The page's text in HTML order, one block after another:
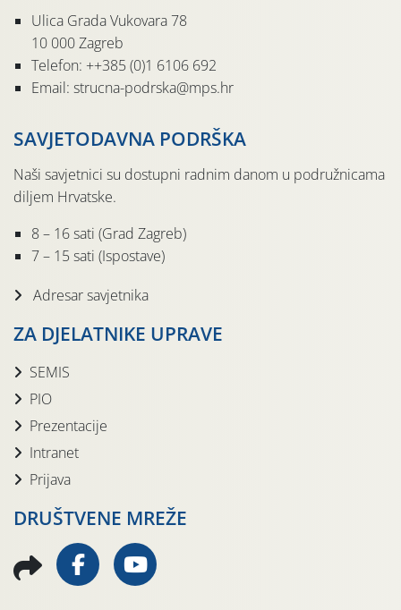
Ulica Grada Vukovara 78
10 000 Zagreb
Telefon: ++385 (0)1 6106 692
Email: strucna-podrska@mps.hr
SAVJETODAVNA PODRŠKA
Naši savjetnici su dostupni radnim danom u podružnicama
diljem Hrvatske.
8 – 16 sati (Grad Zagreb)
7 – 15 sati (Ispostave)
Adresar savjetnika
ZA DJELATNIKE UPRAVE
SEMIS
PIO
Prezentacije
Intranet
Prijava
DRUŠTVENE MREŽE